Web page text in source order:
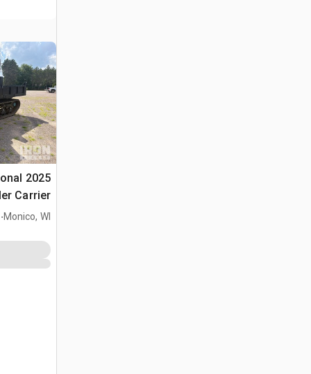
Carrier
(Unused)
Monico, WI
.